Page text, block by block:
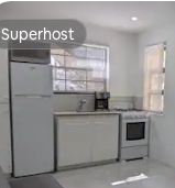
Superhost
Superhost